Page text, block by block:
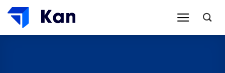
Bỏ
qua
nội